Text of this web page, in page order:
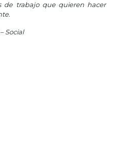
de trabajo que quieren hacer
Social